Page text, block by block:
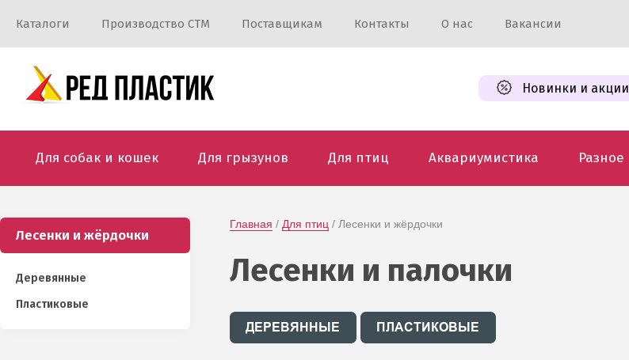
Каталоги Производство СТМ Поставщикам Контакты О нас Вакансии
Новинки и акции
Для собак и кошек Для грызунов Для птиц Аквариумистика Разное
Лесенки и жёрдочки
Деревянные
Пластиковые
Главная / Для птиц / Лесенки и жёрдочки
Лесенки и палочки